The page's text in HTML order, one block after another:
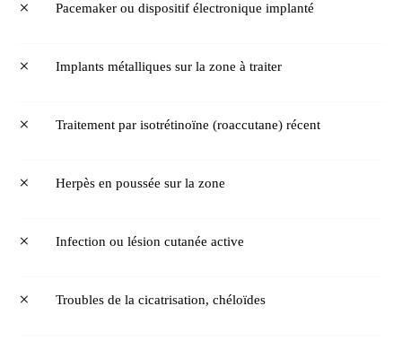
Pacemaker ou dispositif électronique implanté
Implants métalliques sur la zone à traiter
Traitement par isotrétinoïne (roaccutane) récent
Herpès en poussée sur la zone
Infection ou lésion cutanée active
Troubles de la cicatrisation, chéloïdes